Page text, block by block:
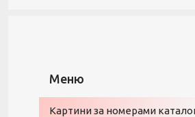
Картини за номерами